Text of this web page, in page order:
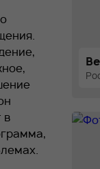
в